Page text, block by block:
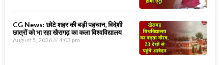
CG News: छोटे शहर की बड़ी पहचान, विदेशी
छात्रों को भा रहा खैरागढ़ का कला विश्वविद्यालय
August 5, 2026 4:03 pm